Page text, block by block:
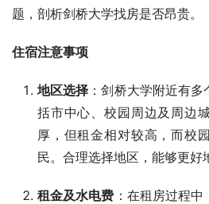
题，剖析剑桥大学找房是否昂贵。
住宿注意事项
地区选择 ：剑桥大学附近有
括市中心、校园周边及周边
厚，但租金相对较高，而校
民。合理选择地区，能够更好
租金及水电费 ：在租房过程